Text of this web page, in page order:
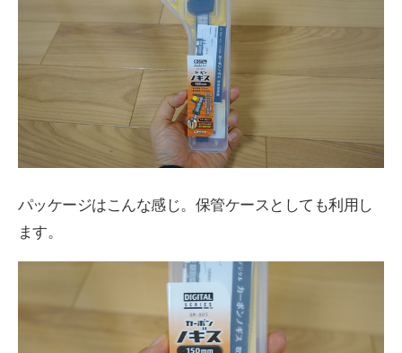
パッケージはこんな感じ。保管ケースとしても利用し
ます。